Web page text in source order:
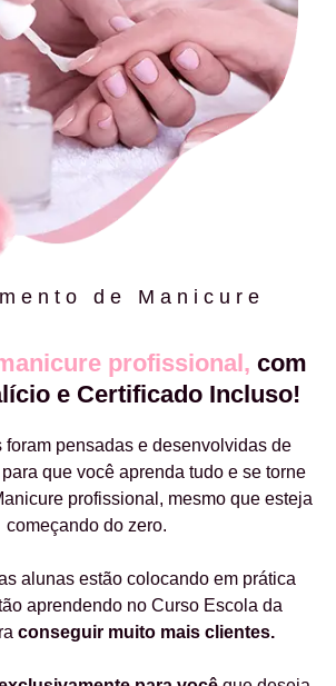
de Manicure
profissional, com
e Certificado Incluso!
foram pensadas e desenvolvidas de
que você aprenda tudo e se torne
profissional, mesmo que esteja
começando do zero.
alunas estão colocando em prática
aprendendo no Curso Escola da
conseguir muito mais clientes.